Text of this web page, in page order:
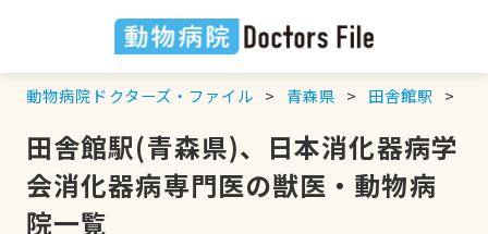
動物病院ドクターズ・ファイル 青森県 田舎館駅
田舎館駅(青森県)、日本消化器病学
会消化器病専門医の獣医・動物病
院一覧